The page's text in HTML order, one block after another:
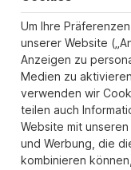
Informationen
Zahlungs- und
Sicher Einkaufen
Über uns
Der Pokal &
Ihr Spezialist für
Resin, mit einem
Kundenservice
Um Ihre
unserer Website
Anzeigen zu
Medien zu
verwenden wir
teilen auch
Website mit
und Werbung, die
kombinieren